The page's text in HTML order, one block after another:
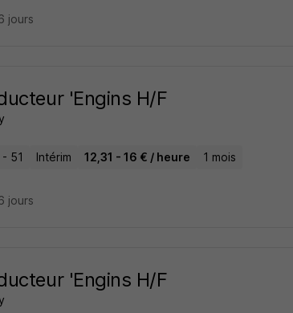
jours
'Engins H/F
- 51 Intérim 12,31 - 16 € / heure 1 mois
jours
'Engins H/F